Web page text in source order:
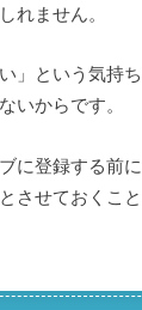
れません。
」という気持
いからです。
に登録する前
させておくこ